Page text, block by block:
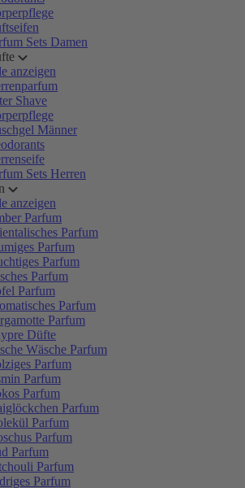
Sets Damen
anzeigen
Shave
Männer
Sets Herren
anzeigen
Parfum
Parfum
Parfum
Parfum
Parfum
Parfum
Parfum
Parfum
Düfte
Wäsche Parfum
Parfum
Parfum
Parfum
Parfum
Parfum
Parfum
Parfum
Parfum
Parfum